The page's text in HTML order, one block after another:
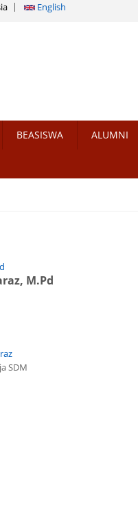
English
BEASISWA ALUMNI
M.Pd
SDM